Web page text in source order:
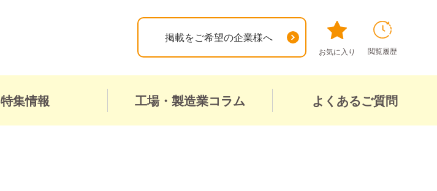
掲載をご希望の企業様へ
お気に入り 閲覧履歴
特集情報 工場・製造業コラム よくあるご質問